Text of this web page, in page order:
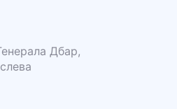
Дбар,